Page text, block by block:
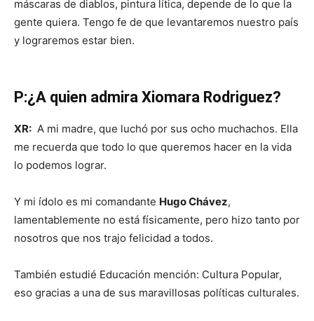
máscaras de diablos, pintura lítica, depende de lo que la
gente quiera. Tengo fe de que levantaremos nuestro país
y lograremos estar bien.
P:¿A quien admira Xiomara Rodriguez?
XR: A mi madre, que luchó por sus ocho muchachos. Ella
me recuerda que todo lo que queremos hacer en la vida
lo podemos lograr.
Y mi ídolo es mi comandante Hugo Chávez,
lamentablemente no está físicamente, pero hizo tanto por
nosotros que nos trajo felicidad a todos.
También estudié Educación mención: Cultura Popular,
eso gracias a una de sus maravillosas políticas culturales.